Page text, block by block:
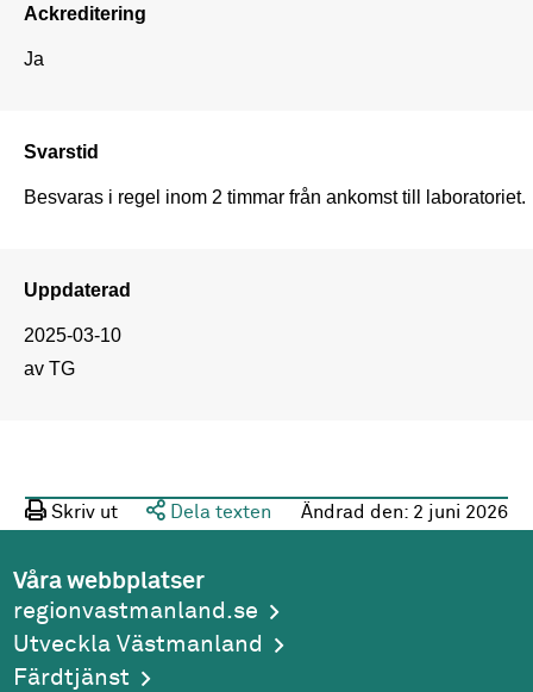
Ackreditering
Ja
Svarstid
Besvaras i regel inom 2 timmar från ankomst till laboratoriet.
Uppdaterad
2025-03-10
av TG
Skriv ut Dela texten Ändrad den: 2 juni 2026
Våra webbplatser
regionvastmanland.se
Utveckla Västmanland
Färdtjänst